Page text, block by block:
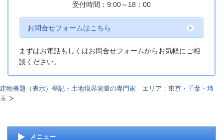
受付時間：9:00～18：00
お問合せフォームはこちら
まずはお電話もしくはお問合せフォームからお気軽にご相
談ください。
建物表題（表示）登記・土地境界測量の専門家 エリア：東京・千葉・埼
玉
メニュー